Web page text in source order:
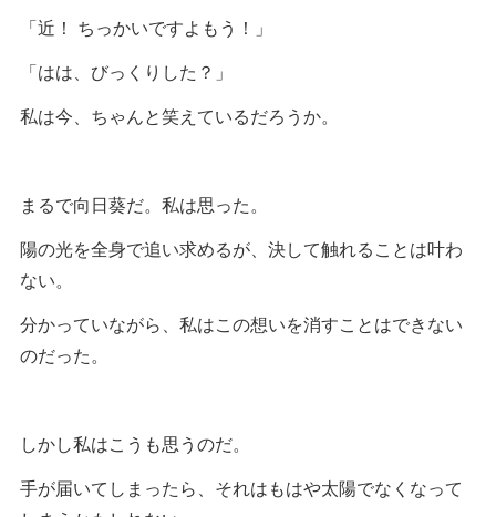
「近！ ちっかいですよもう！」
「はは、びっくりした？」
私は今、ちゃんと笑えているだろうか。
まるで向日葵だ。私は思った。
陽の光を全身で追い求めるが、決して触れることは叶わ
ない。
分かっていながら、私はこの想いを消すことはできない
のだった。
しかし私はこうも思うのだ。
手が届いてしまったら、それはもはや太陽でなくなって